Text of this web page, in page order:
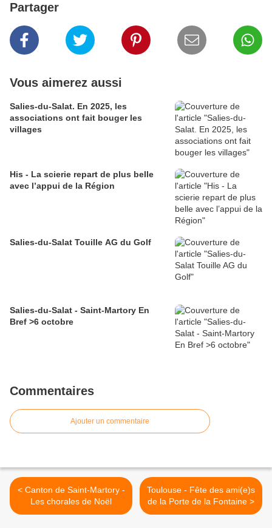
Partager
Vous aimerez aussi
Salies-du-Salat. En 2025, les
associations ont fait bouger les
villages
His - La scierie repart de plus belle
avec l’appui de la Région
Salies-du-Salat Touille AG du Golf
Salies-du-Salat - Saint-Martory En
Bref >6 octobre
Commentaires
Ajouter un commentaire
< Canton de Saint-Martory -
Les chorales de Noël
Toulouse - Fête des ami(e)s
de la Porte de la Fontaine >